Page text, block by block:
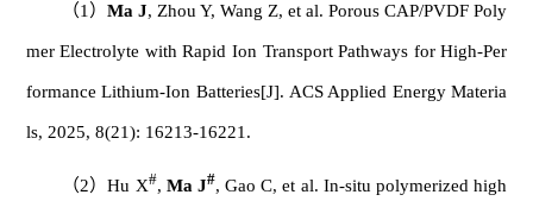
（1） Ma J, Zhou Y, Wang Z, et al. Porous CAP/PVDF Poly
mer Electrolyte with Rapid Ion Transport Pathways for High-Per
formance Lithium-Ion Batteries[J]. ACS Applied Energy Materia
ls, 2025, 8(21): 16213-16221.
（2）Hu X#, Ma J#, Gao C, et al. In-situ polymerized high